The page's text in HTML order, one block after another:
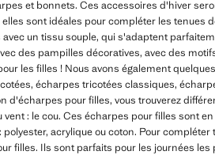
et bonnets. Ces accessoires d'hiver
sont idéales pour compléter les tenues
un tissu souple, qui s'adaptent
des pampilles décoratives, avec des
les filles ! Nous avons également
écharpes tricotées classiques,
d'écharpes pour filles, vous trouverez
: le cou. Ces écharpes pour filles sont
acrylique ou coton. Pour compléter
filles. Ils sont parfaits pour les journées les